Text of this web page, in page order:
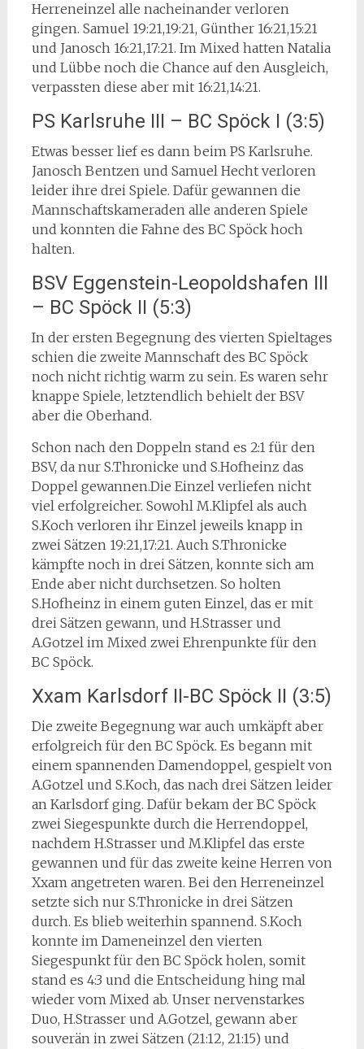
Herreneinzel alle nacheinander verloren
gingen. Samuel 19:21,19:21, Günther 16:21,15:21
und Janosch 16:21,17:21. Im Mixed hatten Natalia
und Lübbe noch die Chance auf den Ausgleich,
verpassten diese aber mit 16:21,14:21.
PS Karlsruhe III – BC Spöck I (3:5)
Etwas besser lief es dann beim PS Karlsruhe.
Janosch Bentzen und Samuel Hecht verloren
leider ihre drei Spiele. Dafür gewannen die
Mannschaftskameraden alle anderen Spiele
und konnten die Fahne des BC Spöck hoch
halten.
BSV Eggenstein-Leopoldshafen III
– BC Spöck II (5:3)
In der ersten Begegnung des vierten Spieltages
schien die zweite Mannschaft des BC Spöck
noch nicht richtig warm zu sein. Es waren sehr
knappe Spiele, letztendlich behielt der BSV
aber die Oberhand.
Schon nach den Doppeln stand es 2:1 für den
BSV, da nur S.Thronicke und S.Hofheinz das
Doppel gewannen.Die Einzel verliefen nicht
viel erfolgreicher. Sowohl M.Klipfel als auch
S.Koch verloren ihr Einzel jeweils knapp in
zwei Sätzen 19:21,17:21. Auch S.Thronicke
kämpfte noch in drei Sätzen, konnte sich am
Ende aber nicht durchsetzen. So holten
S.Hofheinz in einem guten Einzel, das er mit
drei Sätzen gewann, und H.Strasser und
A.Gotzel im Mixed zwei Ehrenpunkte für den
BC Spöck.
Xxam Karlsdorf II-BC Spöck II (3:5)
Die zweite Begegnung war auch umkäpft aber
erfolgreich für den BC Spöck. Es begann mit
einem spannenden Damendoppel, gespielt von
A.Gotzel und S.Koch, das nach drei Sätzen leider
an Karlsdorf ging. Dafür bekam der BC Spöck
zwei Siegespunkte durch die Herrendoppel,
nachdem H.Strasser und M.Klipfel das erste
gewannen und für das zweite keine Herren von
Xxam angetreten waren. Bei den Herreneinzel
setzte sich nur S.Thronicke in drei Sätzen
durch. Es blieb weiterhin spannend. S.Koch
konnte im Dameneinzel den vierten
Siegespunkt für den BC Spöck holen, somit
stand es 4:3 und die Entscheidung hing mal
wieder vom Mixed ab. Unser nervenstarkes
Duo, H.Strasser und A.Gotzel, gewann aber
souverän in zwei Sätzen (21:12, 21:15) und